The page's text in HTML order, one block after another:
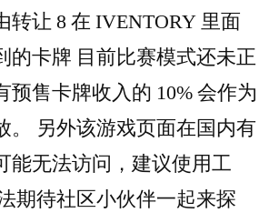
转让 8 在 IVENTORY 里面
的卡牌 目前比赛模式还未正
预售卡牌收入的 10% 会作为
。 另外该游戏页面在国内有
能无法访问，建议使用工
期待社区小伙伴一起来探